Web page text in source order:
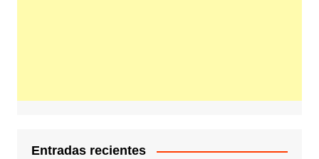
Entradas recientes